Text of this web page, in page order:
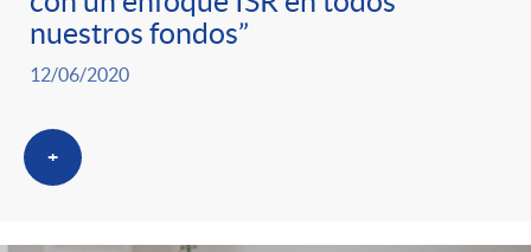
nuestros fondos”
12/06/2020
+